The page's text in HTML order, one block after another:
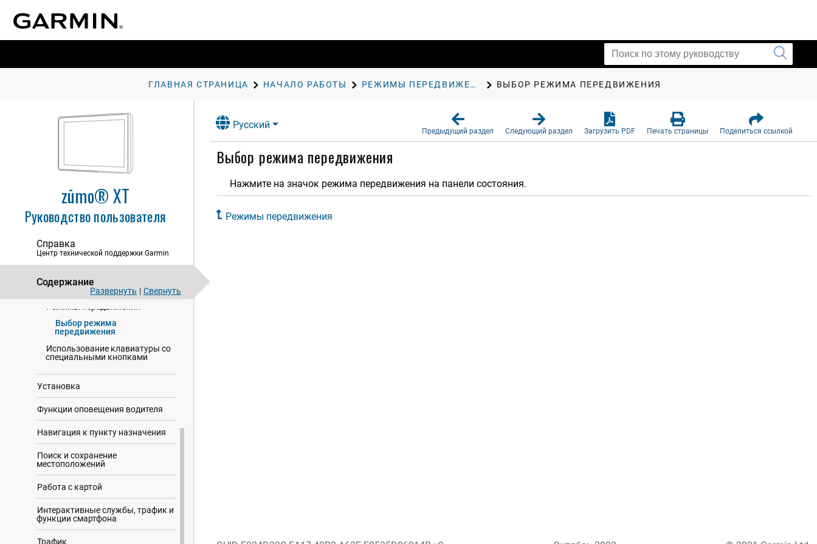
ГЛАВНАЯ СТРАНИЦА НАЧАЛО РАБОТЫ РЕЖИМЫ ПЕРЕДВИЖЕНИЯ ВЫБОР РЕЖИМА ПЕРЕДВИЖЕНИЯ
zūmo® XT
Руководство пользователя
Справка
Центр технической поддержки Garmin
Содержание
Развернуть | Свернуть
Общая информация об
Включение и выключение
устройства
Прием GPS-сигналов
Экранные кнопки
Регулировка яркости экрана
Выбор режима
передвижения
Использование клавиатуры со
специальными кнопками
Установка
Функции оповещения водителя
Навигация к пункту назначения
Поиск и сохранение
местоположений
Работа с картой
Интерактивные службы, трафик и
функции смартфона
Трафик
Русский
Предыдущий раздел Следующий раздел Загрузить PDF Печать страницы Поделиться ссылкой
Выбор режима передвижения
Нажмите на значок режима передвижения на панели состояния.
Режимы передвижения